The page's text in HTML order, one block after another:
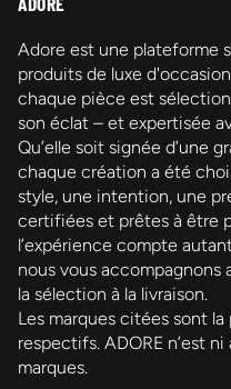
Adore est une plateforme
produits de luxe
chaque pièce est
son éclat – et expertisée
Qu’elle soit signée d’une
chaque création a été
style, une intention, une
certifiées et prêtes à être
l’expérience compte
nous vous
la sélection à la livraison.
Les marques citées sont
respectifs. ADORE n’est
marques.